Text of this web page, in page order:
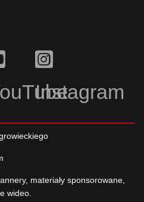
Instagram
materiały sponsorowane,
wideo.